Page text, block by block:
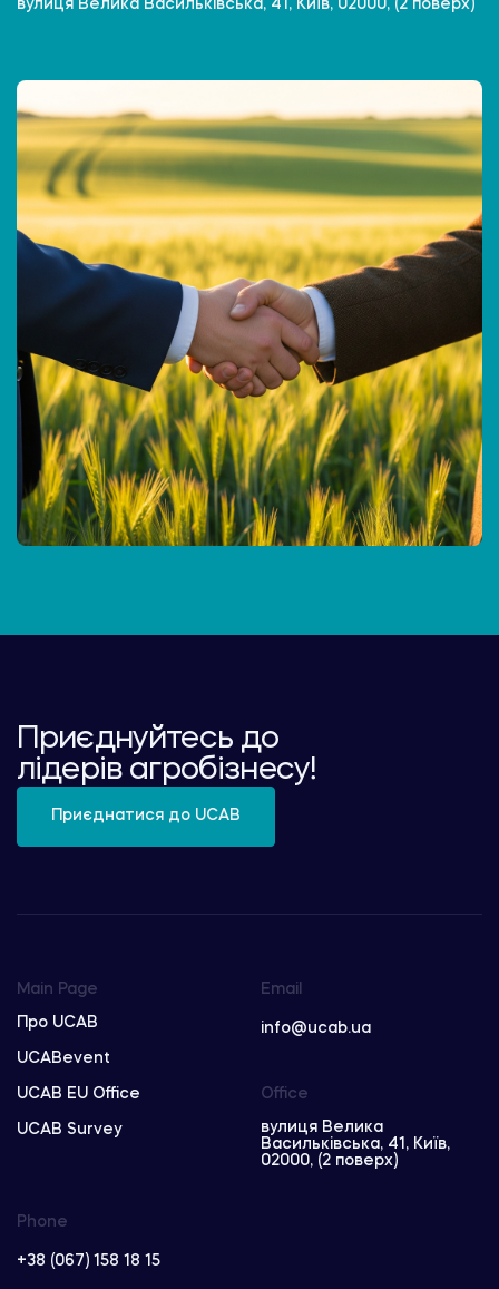
вулиця Велика Васильківська, 41, Київ, 02000, (2 поверх)
Приєднуйтесь до
лідерів агробізнесу!
Приєднатися до UCAB
Main Page
Про UCAB
UCABevent
UCAB EU Office
UCAB Survey
Email
info@ucab.ua
Phone
+38 (067) 158 18 15
Office
вулиця Велика
Васильківська, 41, Київ,
02000, (2 поверх)